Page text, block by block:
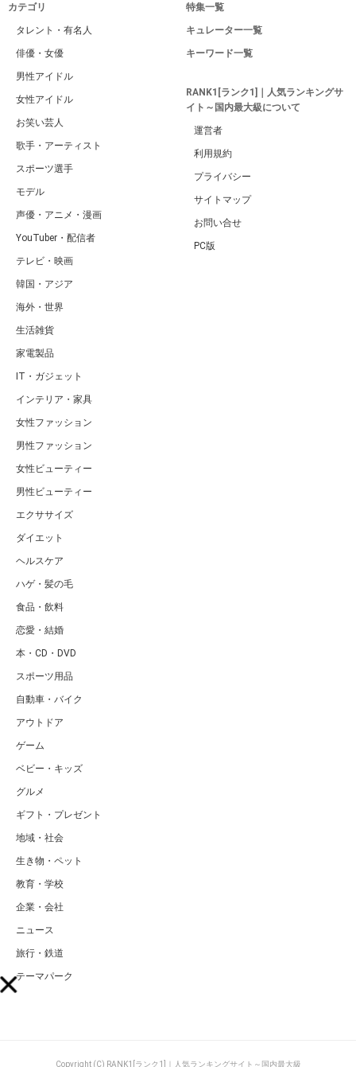
カテゴリ
タレント・有名人
俳優・女優
男性アイドル
女性アイドル
お笑い芸人
歌手・アーティスト
スポーツ選手
モデル
声優・アニメ・漫画
YouTuber・配信者
テレビ・映画
韓国・アジア
海外・世界
生活雑貨
家電製品
IT・ガジェット
インテリア・家具
女性ファッション
男性ファッション
女性ビューティー
男性ビューティー
エクササイズ
ダイエット
ヘルスケア
ハゲ・髪の毛
食品・飲料
恋愛・結婚
本・CD・DVD
スポーツ用品
自動車・バイク
アウトドア
ゲーム
ベビー・キッズ
グルメ
ギフト・プレゼント
地域・社会
生き物・ペット
教育・学校
企業・会社
ニュース
旅行・鉄道
テーマパーク
特集一覧
キュレーター一覧
キーワード一覧
RANK1[ランク1]｜人気ランキングサ
イト～国内最大級について
運営者
利用規約
プライバシー
サイトマップ
お問い合せ
PC版
Copyright (C) RANK1[ランク1]｜人気ランキングサイト～国内最大級